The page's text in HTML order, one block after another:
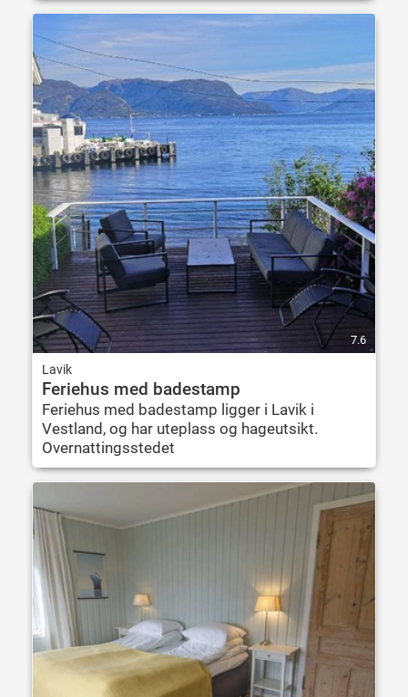
7.6
Lavik
Feriehus med badestamp
Feriehus med badestamp ligger i Lavik i
Vestland, og har uteplass og hageutsikt.
Overnattingsstedet